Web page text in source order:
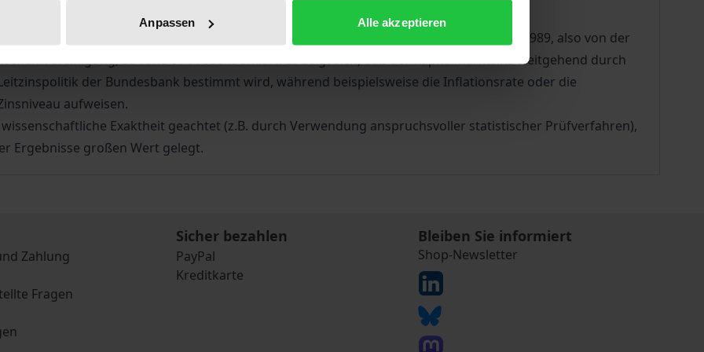
Anpassen Alle akzeptieren
voraus.
vorgestellt, das die bundesdeutsche Zinsentwicklung im Zeitraum von 1973 bis 1989, also von der
Vereinigung, zu rund 97 Prozent erklärt. Es zeigt sich, daß der Kapitalmarktzins weitgehend durch
der Bundesbank bestimmt wird, während beispielsweise die Inflationsrate oder die
aufweisen.
Exaktheit geachtet (z.B. durch Verwendung anspruchsvoller statistischer Prüfverfahren),
Ergebnisse großen Wert gelegt.
Zahlung
Fragen
Sicher bezahlen
PayPal
Kreditkarte
Bleiben Sie informiert
Shop-Newsletter